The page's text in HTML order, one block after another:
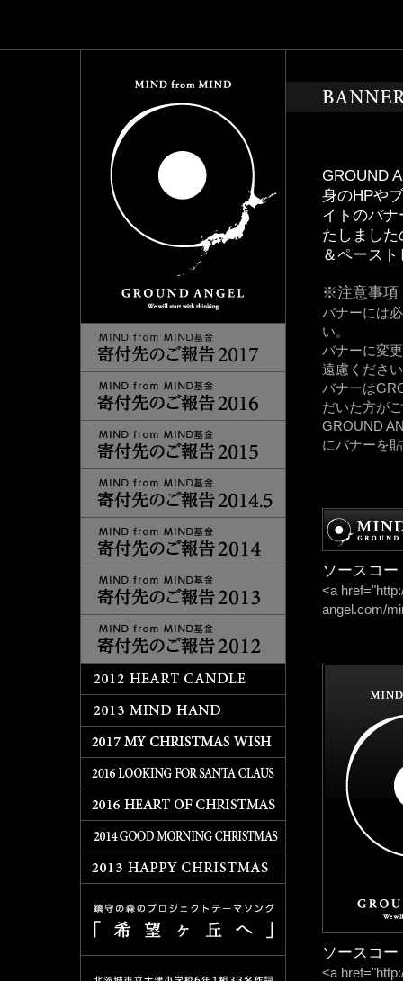
GROUND
身のHPや
イトのバ
たしまし
＆ペース
※注意事項
バナーには
い。
バナーに変
遠慮くださ
バナーは
だいた方が
GROUND
にバナーを
ソースコー
<a
angel.com/
ソースコー
<a